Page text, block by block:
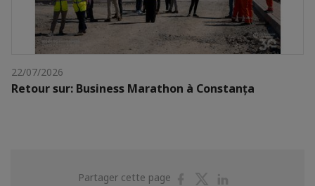
22/07/2026
Retour sur: Business Marathon à Constanța
Partager cette page
PartagerPartager